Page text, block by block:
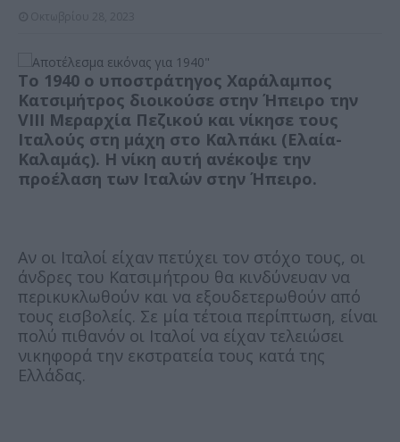
Το 1940 ο υποστράτηγος Χαράλαμπος
Κατσιμήτρος διοικούσε στην Ήπειρο την
VIII Μεραρχία Πεζικού και νίκησε τους
Ιταλούς στη μάχη στο Καλπάκι (Ελαία-
Καλαμάς). Η νίκη αυτή ανέκοψε την
προέλαση των Ιταλών στην Ήπειρο.
Αν οι Ιταλοί είχαν πετύχει τον στόχο τους, οι
άνδρες του Κατσιμήτρου θα κινδύνευαν να
περικυκλωθούν και να εξουδετερωθούν από
τους εισβολείς. Σε μία τέτοια περίπτωση, είναι
πολύ πιθανόν οι Ιταλοί να είχαν τελειώσει
νικηφορά την εκστρατεία τους κατά της
Ελλάδας.